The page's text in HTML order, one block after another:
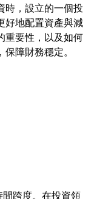
時，設立的一個投
好地配置資產與減
重要性，以及如何
障財務穩定。
跨度。在投資領